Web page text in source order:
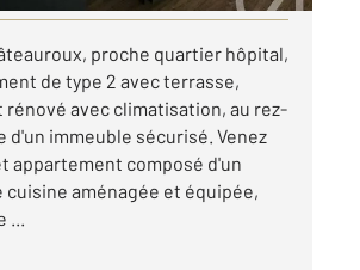
proche quartier hôpital,
de type 2 avec terrasse,
avec climatisation, au rez-
d'un immeuble sécurisé. Venez
appartement composé d'un
cuisine aménagée et équipée,